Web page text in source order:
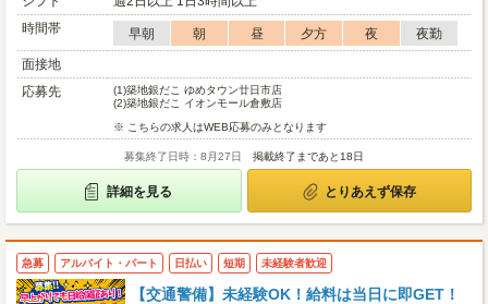
時間帯
早朝 朝 昼 夕方 夜
夜勤
面接地
応募先
(1)築地銀だこ ゆめタウン廿日市店
(2)築地銀だこ イオンモール倉敷店
※ こちらの求人はWEB応募のみとなります
募集終了日時：8月27日 掲載終了まであと18日
詳細を見る とりあえず保存
急募 アルバイト・パート 日払い 短期 未経験者歓迎
【交通警備】未経験OK！給料は当日に即GET！